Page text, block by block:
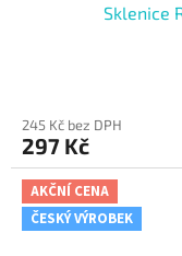
Sklenice
245 Kč bez DPH
297 Kč
AKČNÍ CENA
ČESKÝ VÝROBEK